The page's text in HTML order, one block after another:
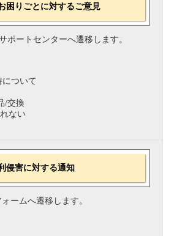
困りごとに対するご意見
ポートセンターへ遷移します。
について
/交換
ない
侵害に対する通知
ームへ遷移します。